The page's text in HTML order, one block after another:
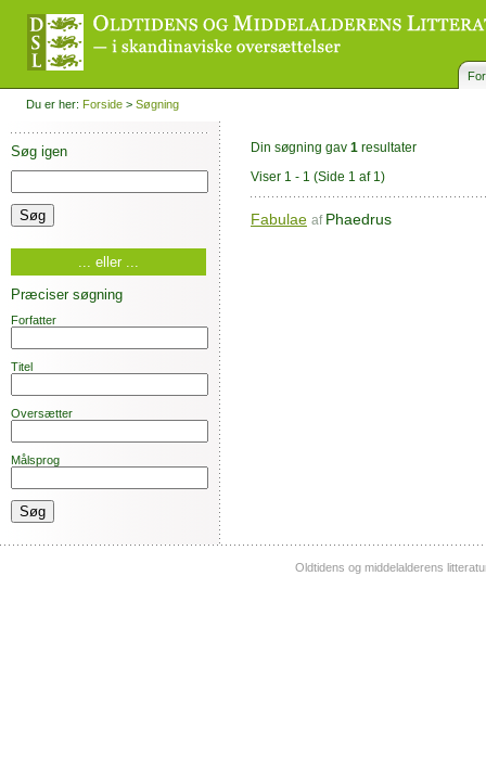
Du er her: Forside > Søgning
Søg igen
... eller ...
Præciser søgning
Forfatter
Titel
Oversætter
Målsprog
Din søgning gav 1 resultater
Viser 1 - 1 (Side 1 af 1)
Fabulae af Phaedrus
Oldtidens og middelalderens